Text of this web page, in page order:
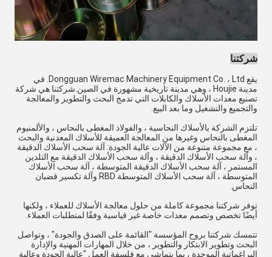
شركتنا
يقع Dongguan Wiremac Machinery Equipment Co. ، Ltd. في
مدينة Houjie ، وهي مدينة تاريخية مشهورة في الصين.شركتنا هي شركة
تصنيع معدات الأسلاك والكابلات التي تدمج البحث والتطوير والمعالجة
والتجميع والتشغيل وما بعد البيع.
تلتزم الشركة بالأسلاك النحاسية ، والفولاذ المغطى بالنحاس ، والألمنيوم
المغطى بالنحاس وغيرها من المعالجة العميقة للأسلاك المعدنية والبحث
، مع مجموعة متنوعة من الآلات عالية الجودة: آلة سحب الأسلاك الدقيقة
، وآلة سحب الأسلاك الدقيقة ، وآلة سحب الأسلاك الدقيقة مع التلدين
المستمر ، آلة سحب الأسلاك الدقيقة المتوسطة ، آلة سحب الأسلاك
المتوسطة ، آلة سحب الأسلاك المتوسطة RBD وآلة تكسير قضبان
النحاس.
توفر شركتنا مجموعة كاملة من حلول معالجة الأسلاك للعملاء ، ولكنها
أيضًا تخصص وتصمم معدات خاصة غير قياسية وفقًا لمتطلبات العملاء.
تتمسك شركتنا بروح المؤسسة "القائمة على الصدق والجودة" ، وتواصل
البحث وتطوير الابتكار والتطوير ، من خلال المهارات المهنية والإدارة
البراغماتية الموحدة ، بما يتماشى مع فلسفة العمل "عالية الجودة وعالية